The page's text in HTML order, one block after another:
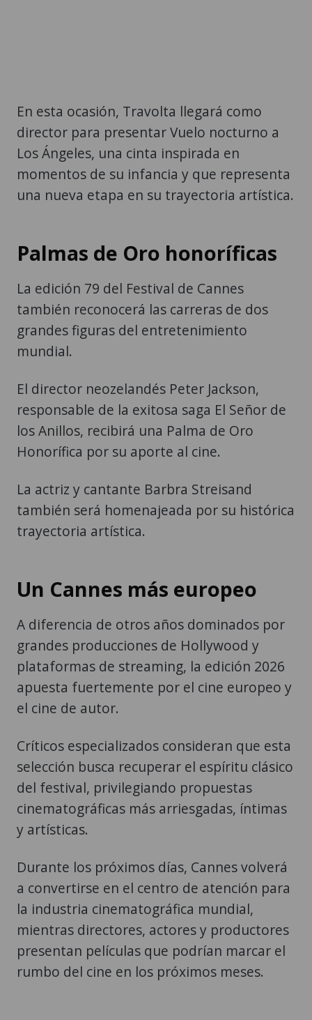
En esta ocasión, Travolta llegará como
director para presentar Vuelo nocturno a
Los Ángeles, una cinta inspirada en
momentos de su infancia y que representa
una nueva etapa en su trayectoria artística.
Palmas de Oro honoríficas
La edición 79 del Festival de Cannes
también reconocerá las carreras de dos
grandes figuras del entretenimiento
mundial.
El director neozelandés Peter Jackson,
responsable de la exitosa saga El Señor de
los Anillos, recibirá una Palma de Oro
Honorífica por su aporte al cine.
La actriz y cantante Barbra Streisand
también será homenajeada por su histórica
trayectoria artística.
Un Cannes más europeo
A diferencia de otros años dominados por
grandes producciones de Hollywood y
plataformas de streaming, la edición 2026
apuesta fuertemente por el cine europeo y
el cine de autor.
Críticos especializados consideran que esta
selección busca recuperar el espíritu clásico
del festival, privilegiando propuestas
cinematográficas más arriesgadas, íntimas
y artísticas.
Durante los próximos días, Cannes volverá
a convertirse en el centro de atención para
la industria cinematográfica mundial,
mientras directores, actores y productores
presentan películas que podrían marcar el
rumbo del cine en los próximos meses.